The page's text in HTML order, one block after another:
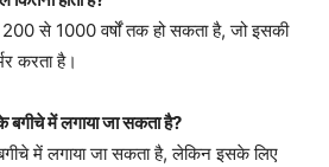
से 1000 वर्षों तक हो सकता है, जो इसकी
करता है।
में लगाया जा सकता है?
में लगाया जा सकता है, लेकिन इसके लिए